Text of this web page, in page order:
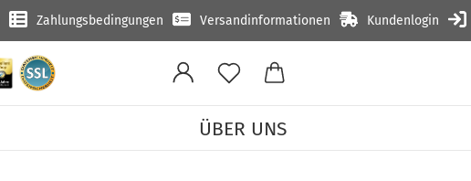
Kundenlogin
Versandinformationen
Zahlungsbedingungen
ÜBER UNS